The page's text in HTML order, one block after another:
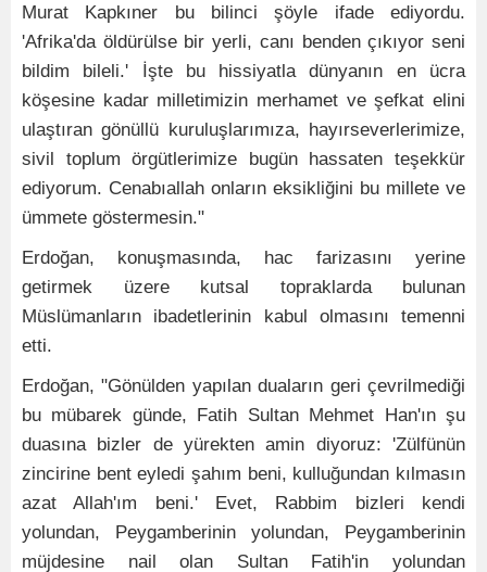
Murat Kapkıner bu bilinci şöyle ifade ediyordu.
'Afrika'da öldürülse bir yerli, canı benden çıkıyor seni
bildim bileli.' İşte bu hissiyatla dünyanın en ücra
köşesine kadar milletimizin merhamet ve şefkat elini
ulaştıran gönüllü kuruluşlarımıza, hayırseverlerimize,
sivil toplum örgütlerimize bugün hassaten teşekkür
ediyorum. Cenabıallah onların eksikliğini bu millete ve
ümmete göstermesin."
Erdoğan, konuşmasında, hac farizasını yerine
getirmek üzere kutsal topraklarda bulunan
Müslümanların ibadetlerinin kabul olmasını temenni
etti.
Erdoğan, "Gönülden yapılan duaların geri çevrilmediği
bu mübarek günde, Fatih Sultan Mehmet Han'ın şu
duasına bizler de yürekten amin diyoruz: 'Zülfünün
zincirine bent eyledi şahım beni, kulluğundan kılmasın
azat Allah'ım beni.' Evet, Rabbim bizleri kendi
yolundan, Peygamberinin yolundan, Peygamberinin
müjdesine nail olan Sultan Fatih'in yolundan